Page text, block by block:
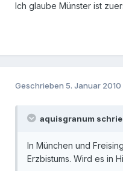
Ich glaube Münster ist
Geschrieben 5. Januar 2010
aquisgranum
In München und
Erzbistums. Wird es in